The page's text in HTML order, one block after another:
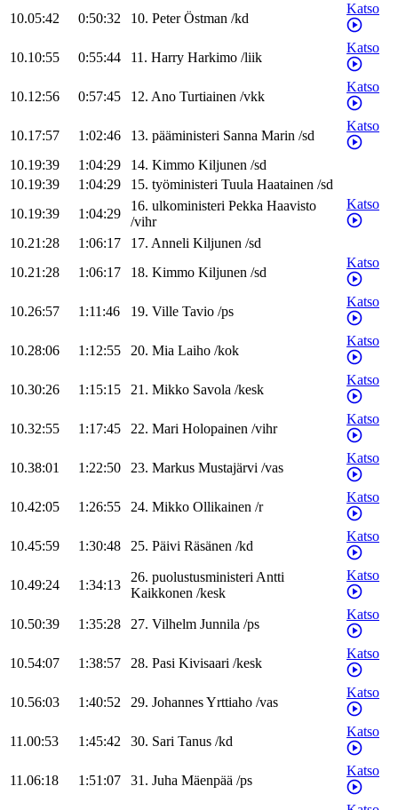
10.05:42 0:50:32 10. Peter Östman /kd
Katso
10.10:55 0:55:44 11. Harry Harkimo /liik
Katso
10.12:56 0:57:45 12. Ano Turtiainen /vkk
Katso
10.17:57 1:02:46 13. pääministeri Sanna Marin /sd
Katso
10.19:39 1:04:29 14. Kimmo Kiljunen /sd
10.19:39
1:04:29 15. työministeri Tuula Haatainen /sd
10.19:39
1:04:29
16. ulkoministeri Pekka Haavisto
/vihr
Katso
10.21:28 1:06:17 17. Anneli Kiljunen /sd
10.21:28
1:06:17 18. Kimmo Kiljunen /sd
Katso
10.26:57 1:11:46 19. Ville Tavio /ps
Katso
10.28:06 1:12:55 20. Mia Laiho /kok
Katso
10.30:26 1:15:15 21. Mikko Savola /kesk
Katso
10.32:55 1:17:45 22. Mari Holopainen /vihr
Katso
10.38:01 1:22:50 23. Markus Mustajärvi /vas
Katso
10.42:05 1:26:55 24. Mikko Ollikainen /r
Katso
10.45:59 1:30:48 25. Päivi Räsänen /kd
Katso
10.49:24 1:34:13
26. puolustusministeriAntti
Kaikkonen /kesk
Katso
10.50:39 1:35:28 27. Vilhelm Junnila /ps
Katso
10.54:07 1:38:57 28. Pasi Kivisaari /kesk
Katso
10.56:03 1:40:52 29. JohannesYrttiaho /vas
Katso
11.00:53 1:45:42 30. Sari Tanus /kd
Katso
11.06:18 1:51:07 31. Juha Mäenpää /ps
Katso